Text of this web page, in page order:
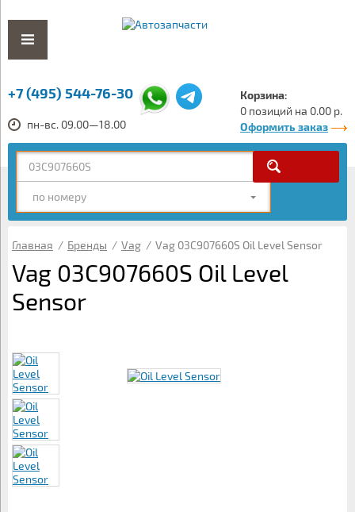
+7 (495) 544-76-30
пн-вс. 09.00—18.00
Корзина:
0 позиций на 0.00 р.
Оформить заказ
по номеру
Главная / Бренды / Vag / Vag 03C907660S Oil Level Sensor
Vag 03C907660S Oil Level
Sensor